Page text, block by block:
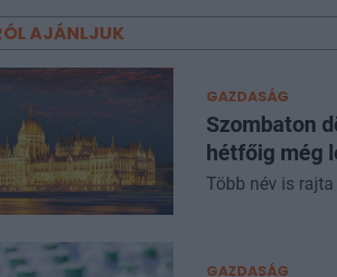
AJÁNLJUK
GAZDASÁG
Szombaton
hétfőig még
Több név is
GAZDASÁG